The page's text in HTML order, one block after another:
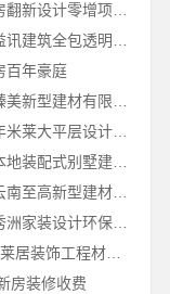
同城快装（湖北）科技：精装房翻新设计零增项更安心
百年豪庭
武汉高端家装口碑怎么样，百年米莱大平层设计装修实景
重庆御墅建筑材料有限公司：本地装配式别墅建造零增项
云南家庭装修设计全包价格，云南至高新型建材有限公司
嘉兴美派建材科技有限公司：秀洲家装设计环保材料推荐
无锡毛坯房半包多少钱_无锡亿莱居装饰工程材料有限公司
房装修收费